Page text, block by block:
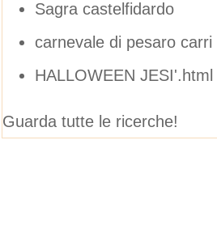
Sagra castelfidardo
carnevale di pesaro carri
HALLOWEEN JESI'.html
Guarda tutte le ricerche!